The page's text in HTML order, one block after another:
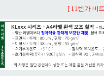
[ 11번가 비